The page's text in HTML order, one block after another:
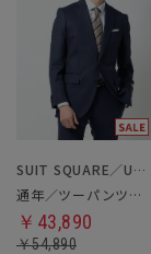
SUIT SQUARE／UNIVERSAL LANGUAGE
通年／ツーパンツスーツ
￥43,890
￥54,890